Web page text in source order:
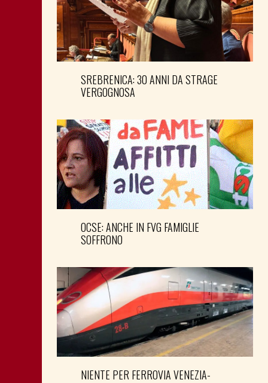
SREBRENICA: 30 ANNI DA STRAGE
VERGOGNOSA
OCSE: ANCHE IN FVG FAMIGLIE
SOFFRONO
NIENTE PER FERROVIA VENEZIA-